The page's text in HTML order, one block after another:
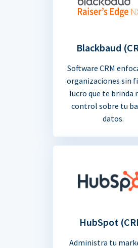
Blackbaud
Software CRM
organizaciones sin
lucro que te brinda
control sobre tu
datos.
HubSpot
Administra tu